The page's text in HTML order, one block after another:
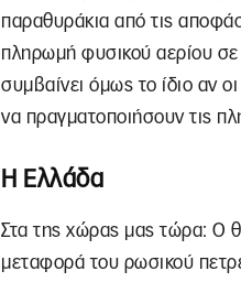
παραθυράκια από τις
πληρωμή φυσικού αερίου
συμβαίνει όμως το ίδιο αν
να πραγματοποιήσουν τις
Η Ελλάδα
Στα της χώρας μας τώρα: Ο
μεταφορά του ρωσικού